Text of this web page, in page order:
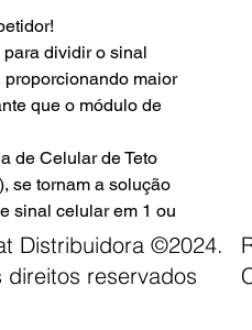
dividir o sinal
maior
que o módulo de
de Celular de Teto
se tornam a solução
sinal celular em 1 ou
é um produto
Distribuidora ©2024.
direitos reservados